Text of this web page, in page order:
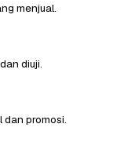
menjual.
diuji.
dan promosi.